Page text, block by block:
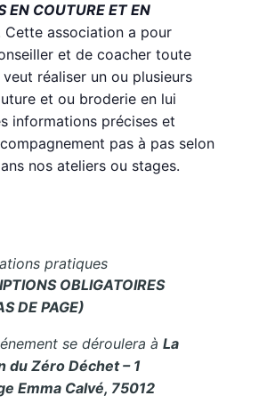
EN COUTURE ET EN
Cette association a pour
et de coacher toute
réaliser un ou plusieurs
et ou broderie en lui
informations précises et
pas à pas selon
nos ateliers ou stages.
pratiques
OBLIGATOIRES
DE PAGE)
se déroulera àLa
du Zéro Déchet – 1
Emma Calvé, 75012